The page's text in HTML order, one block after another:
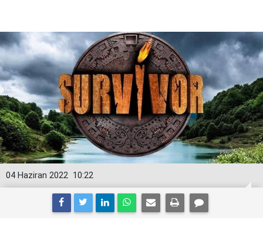
10:22
04 Haziran 2022